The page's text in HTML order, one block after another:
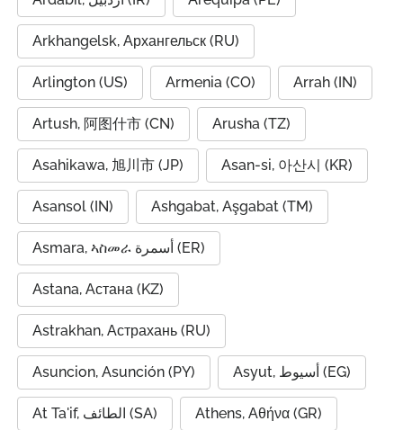
Arkhangelsk, Архангельск (RU)
Arlington (US) Armenia (CO) Arrah (IN)
Artush, 阿图什市 (CN) Arusha (TZ)
Asahikawa, 旭川市 (JP) Asan-si, 아산시 (KR)
Asansol (IN) Ashgabat, Aşgabat (TM)
Asmara, ኣስመራ أسمرة (ER)
Astana, Астана (KZ)
Astrakhan, Астрахань (RU)
Asuncion, Asunción (PY) Asyut, أسيوط (EG)
At Ta'if, الطائف (SA) Athens, Αθήνα (GR)